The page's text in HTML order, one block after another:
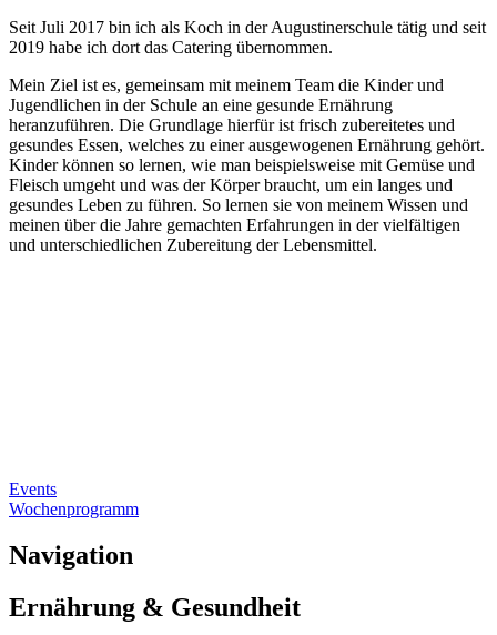
Seit Juli 2017 bin ich als Koch in der Augustinerschule tätig und seit
2019 habe ich dort das Catering übernommen.
Mein Ziel ist es, gemeinsam mit meinem Team die Kinder und
Jugendlichen in der Schule an eine gesunde Ernährung
heranzuführen. Die Grundlage hierfür ist frisch zubereitetes und
gesundes Essen, welches zu einer ausgewogenen Ernährung gehört.
Kinder können so lernen, wie man beispielsweise mit Gemüse und
Fleisch umgeht und was der Körper braucht, um ein langes und
gesundes Leben zu führen. So lernen sie von meinem Wissen und
meinen über die Jahre gemachten Erfahrungen in der vielfältigen
und unterschiedlichen Zubereitung der Lebensmittel.
Events
Wochenprogramm
Navigation
Ernährung & Gesundheit